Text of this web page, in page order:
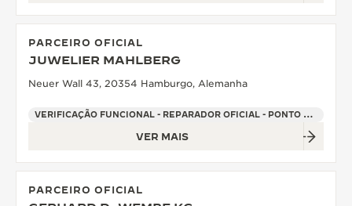
PARCEIRO OFICIAL
JUWELIER MAHLBERG
Neuer Wall 43, 20354 Hamburgo, Alemanha
VERIFICAÇÃO FUNCIONAL - REPARADOR OFICIAL - PONTO DE VENDAS
VER MAIS
PARCEIRO OFICIAL